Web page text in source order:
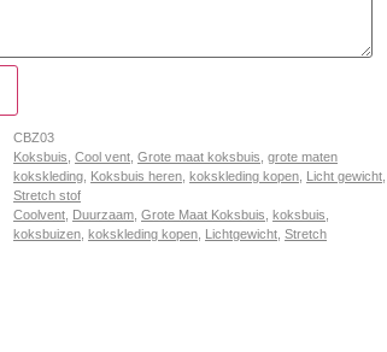
CBZ03
Koksbuis ,Cool vent ,Grote maat koksbuis ,grote maten
kokskleding Koksbuis heren ,kokskleding kopen Licht gewicht
Stretch stof
Coolvent Duurzaam ,Grote Maat Koksbuis ,koksbuis
koksbuizen ,kokskleding kopen Lichtgewicht ,Stretch